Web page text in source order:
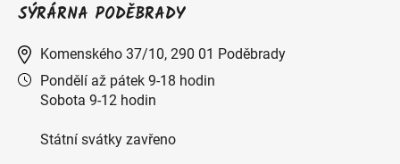
SÝRÁRNA PODĚBRADY
Komenského 37/10, 290 01 Poděbrady
Pondělí až pátek 9-18 hodin
Sobota 9-12 hodin
Státní svátky zavřeno